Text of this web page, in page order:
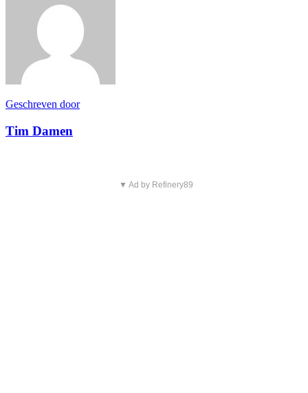
Geschreven door
Tim Damen
▼ Ad by Refinery89